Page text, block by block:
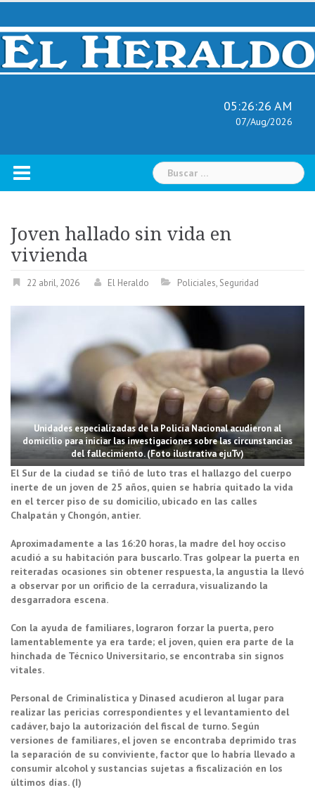
Skip
content
05:26:27 AM
07/Aug/2026
Buscar:
Joven hallado sin vida en
vivienda
22 abril, 2026 El Heraldo Policiales, Seguridad
Unidades especializadas de la Policía Nacional acudieron al
domicilio para iniciar las investigaciones sobre las circunstancias
del fallecimiento. (Foto ilustrativa ejuTv)
El Sur de la ciudad se tiñó de luto tras el hallazgo del cuerpo
inerte de un joven de 25 años, quien se habría quitado la vida
en el tercer piso de su domicilio, ubicado en las calles
Chalpatán y Chongón, antier.
Aproximadamente a las 16:20 horas, la madre del hoy occiso
acudió a su habitación para buscarlo. Tras golpear la puerta en
reiteradas ocasiones sin obtener respuesta, la angustia la llevó
a observar por un orificio de la cerradura, visualizando la
desgarradora escena.
Con la ayuda de familiares, lograron forzar la puerta, pero
lamentablemente ya era tarde; el joven, quien era parte de la
hinchada de Técnico Universitario, se encontraba sin signos
vitales.
Personal de Criminalística y Dinased acudieron al lugar para
realizar las pericias correspondientes y el levantamiento del
cadáver, bajo la autorización del fiscal de turno. Según
versiones de familiares, el joven se encontraba deprimido tras
la separación de su conviviente, factor que lo habría llevado a
consumir alcohol y sustancias sujetas a fiscalización en los
últimos días. (I)